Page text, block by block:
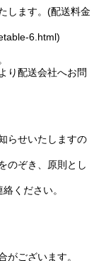
します。(配送料金
6.html)
り配送会社へお問
らせいたしますの
のぞき、原則とし
ください。
がございます。